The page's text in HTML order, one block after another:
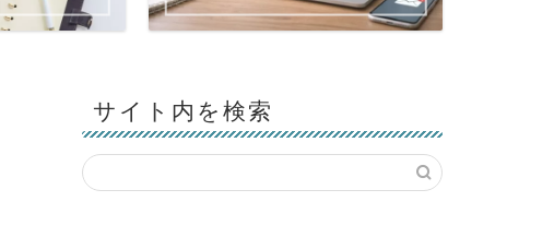
サイト内を検索